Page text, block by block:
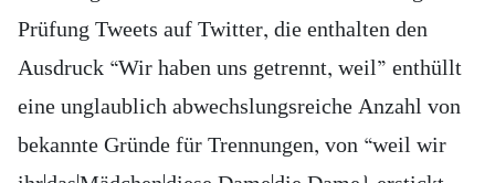
Prüfung Tweets auf Twitter, die enthalten den
Ausdruck “Wir haben uns getrennt, weil” enthüllt
eine unglaublich abwechslungsreiche Anzahl von
bekannte Gründe für Trennungen, von “weil wir